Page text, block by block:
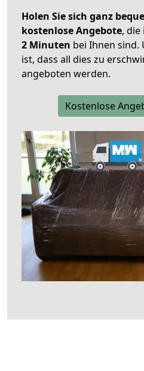
Holen Sie sich ganz
kostenlose Angebote,
2 Minuten bei Ihnen sind.
ist, dass all dies zu
angeboten werden.
Kostenlose